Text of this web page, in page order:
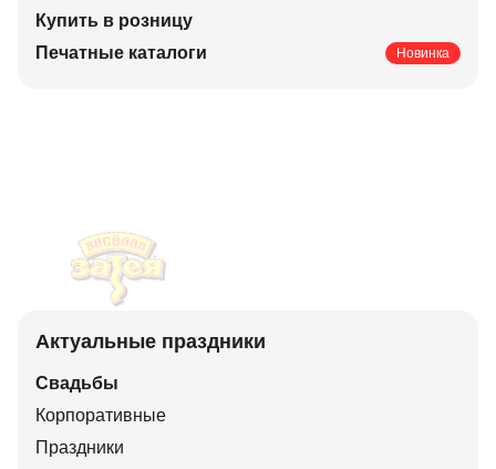
Купить в розницу
Печатные каталоги
Новинка
Актуальные праздники
Свадьбы
Корпоративные
Праздники